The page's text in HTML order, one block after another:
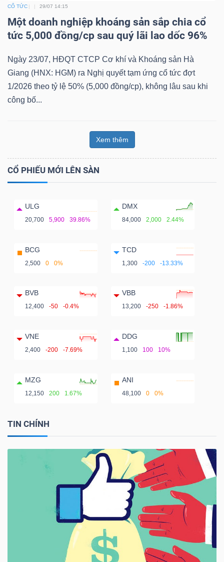
CỔ TỨC 29/07 14:15
Một doanh nghiệp khoáng sản sắp chia cổ
tức 5,000 đồng/cp sau quý lãi lao dốc 96%
Ngày 23/07, HĐQT CTCP Cơ khí và Khoáng sản Hà
Giang (HNX: HGM) ra Nghị quyết tạm ứng cổ tức đợt
1/2026 theo tỷ lệ 50% (5,000 đồng/cp), không lâu sau khi
công bố...
Xem thêm
CỔ PHIẾU MỚI LÊN SÀN
ULG
20,700 5,900 39.86%
DMX
84,000 2,000 2.44%
BCG
2,500 0 0%
TCD
1,300 -200 -13.33%
BVB
12,400 -50 -0.4%
VBB
13,200 -250 -1.86%
VNE
2,400 -200 -7.69%
DDG
1,100 100 10%
MZG
12,150 200 1.67%
ANI
48,100 0 0%
TIN CHÍNH